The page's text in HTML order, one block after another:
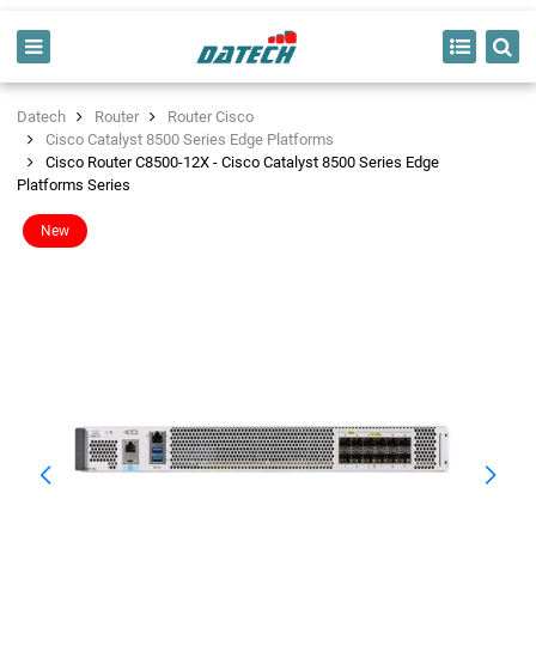
Datech Router
Router Cisco
Cisco Catalyst 8500 Series Edge Platforms
Cisco Router C8500-12X - Cisco Catalyst 8500 Series Edge
Platforms Series
New